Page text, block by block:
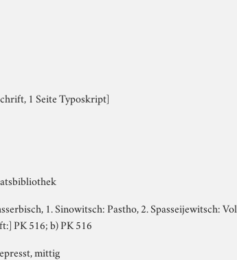
1 Seite Typoskript]
1. Sinowitsch: Pastho, 2. Spasseijewitsch:
PK 516; b) PK 516
mittig